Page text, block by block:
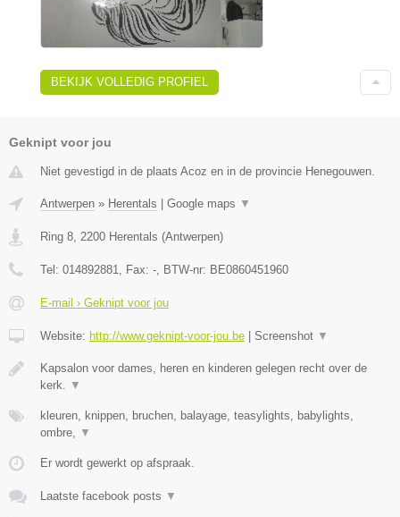
BEKIJK VOLLEDIG PROFIEL
Geknipt voor jou
Niet gevestigd in de plaats Acoz en in de provincie Henegouwen.
Antwerpen » Herentals | Google maps ▼
Ring 8 2200 Herentals (Antwerpen)
Tel: 014892881 , Fax: - , BTW-nr: BE0860451960
E-mail › Geknipt voor jou
Website: http://www.geknipt-voor-jou.be | Screenshot ▼
Kapsalon voor dames, heren en kinderen gelegen recht over de
kerk.
▼
kleuren, knippen, bruchen, balayage, teasylights, babylights,
ombre,
▼
Er wordt gewerkt op afspraak.
Laatste facebook posts ▼